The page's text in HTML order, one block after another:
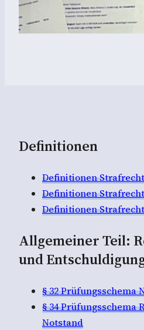
Definitionen
Definitionen
Definitionen
Definitionen
Allgemeiner Teil:
und
§ 32 Prüfungsschema
§ 34 Prüfungsschema
Notstand